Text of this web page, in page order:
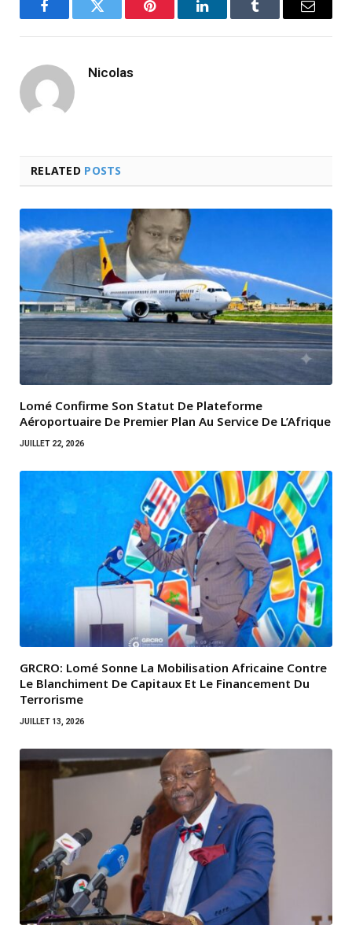
FacebookTwitter Pinterest LinkedInTumblr Email
Nicolas
RELATED POSTS
Lomé Confirme Son Statut De Plateforme
Aéroportuaire De Premier Plan Au Service De L’Afrique
JUILLET 22, 2026
GRCRO: Lomé Sonne La Mobilisation Africaine Contre
Le Blanchiment De Capitaux Et Le Financement Du
Terrorisme
JUILLET 13, 2026